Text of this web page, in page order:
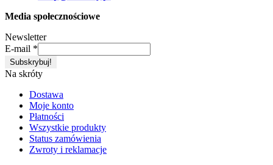
Media społecznościowe
Newsletter
E-mail *
Na skróty
Dostawa
Moje konto
Płatności
Wszystkie produkty
Status zamówienia
Zwroty i reklamacje